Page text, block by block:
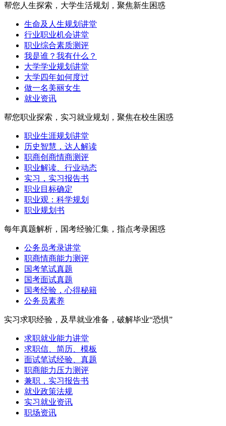
帮您人生探索，大学生活规划，聚焦新生困惑
生命及人生规划讲堂
行业职业机会讲堂
职业综合素质测评
我是谁？我有什么？
大学学业规划讲堂
大学四年如何度过
做一名美丽女生
就业资讯
帮您职业探索，实习就业规划，聚焦在校生困惑
职业生涯规划讲堂
历史智慧，达人解读
职商创商情商测评
职业解读、行业动态
实习，实习报告书
职业目标确定
职业观：科学规划
职业规划书
每年真题解析，国考经验汇集，指点考录困惑
公务员考录讲堂
职商情商能力测评
国考笔试真题
国考面试真题
国考经验，心得秘籍
公务员素养
实习求职经验，及早就业准备，破解毕业“恐惧”
求职就业能力讲堂
求职信、简历、模板
面试笔试经验、真题
职商能力压力测评
兼职，实习报告书
就业政策法规
实习就业资讯
职场资讯